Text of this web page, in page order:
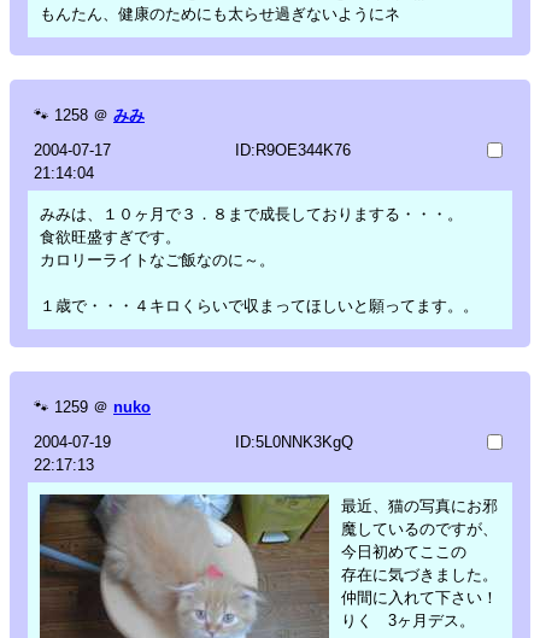
もんたん、健康のためにも太らせ過ぎないようにネ
🐾 1258 ＠ みみ
2004-07-17
21:14:04
ID:R9OE344K76
みみは、１０ヶ月で３．８まで成長しておりまする・・・。
食欲旺盛すぎです。
カロリーライトなご飯なのに～。
１歳で・・・４キロくらいで収まってほしいと願ってます。。
🐾 1259 ＠ nuko
2004-07-19
22:17:13
ID:5L0NNK3KgQ
最近、猫の写真にお邪
魔しているのですが、
今日初めてここの
存在に気づきました。
仲間に入れて下さい！
りく 3ヶ月デス。